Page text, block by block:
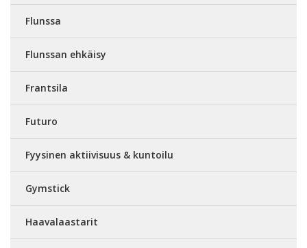
Flunssa
Flunssan ehkäisy
Frantsila
Futuro
Fyysinen aktiivisuus & kuntoilu
Gymstick
Haavalaastarit